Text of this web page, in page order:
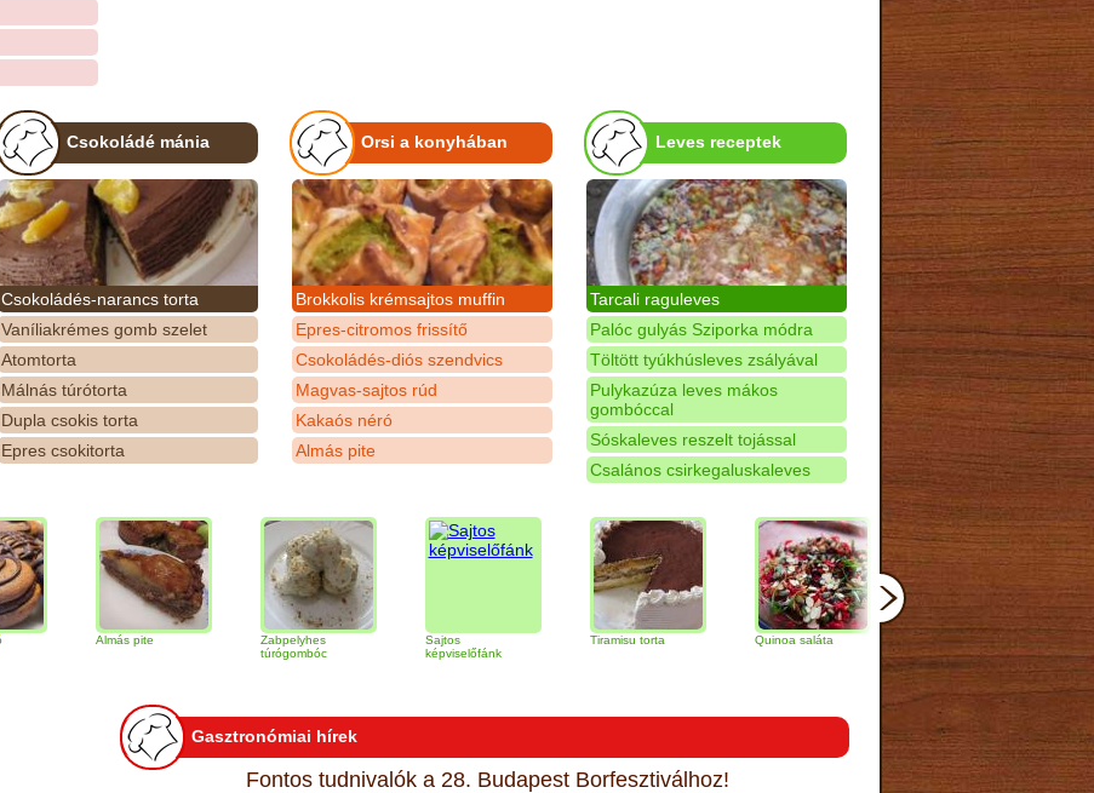
Csokoládé mánia
Csokoládés-narancs torta
Vaníliakrémes gomb szelet
Atomtorta
Málnás túrótorta
Dupla csokis torta
Epres csokitorta
Orsi a konyhában
Brokkolis krémsajtos muffin
Epres-citromos frissítő
Csokoládés-diós szendvics
Magvas-sajtos rúd
Kakaós néró
Almás pite
Leves receptek
Tarcali raguleves
Palóc gulyás Sziporka módra
Töltött tyúkhúsleves zsályával
Pulykazúza leves mákos
gombóccal
Sóskaleves reszelt tojással
Csalános csirkegaluskaleves
Zabpelyhes
túrógombóc
képviselőfánk
Tiramisu torta Quinoa saláta Mandulás kifli
Csokoládés-
narancs
Gasztronómiai hírek
Fontos tudnivalók a 28. Budapest Borfesztiválhoz!